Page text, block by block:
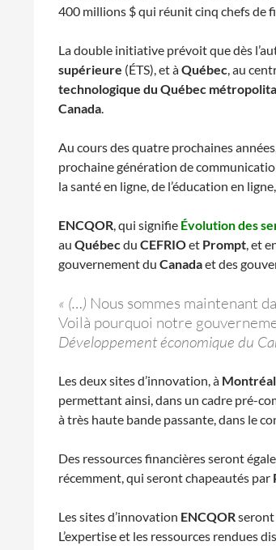
400 millions $ qui réunit cinq chefs de
La double initiative prévoit que dès
supérieure (ÉTS), et àQuébec, au
technologique du Québec
Canada.
Au cours des quatre prochaines
prochaine génération de
la santé en ligne, de l’éducation en
ENCQOR, qui signifie Évolution des
au Québecdu CEFRIOet Prompt, et
gouvernement du Canadaet des
« (…) Nous sommes maintenant
Voilà pourquoi notre
Développement économique du
Les deux sites d’innovation, à Montréal
permettant ainsi, dans un cadre pré-
à très haute bande passante, dans le
Des ressources financières seront
récemment, qui seront chapeautés par
Les sites d’innovation ENCQORseront
L’expertise et les ressources rendues